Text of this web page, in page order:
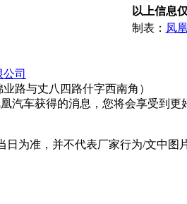
以上信息
制表： 凤
司
路与丈八四路什字西南角）
凰汽车获得的消息，您将会享受到更
日为准，并不代表厂家行为/文中图